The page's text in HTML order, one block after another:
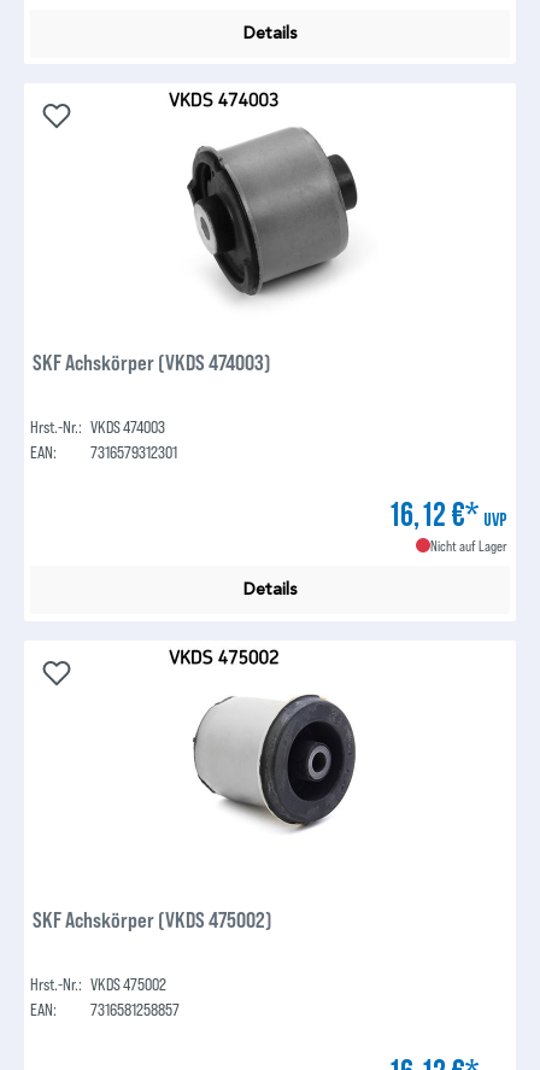
Details
SKF Achskörper (VKDS 474003)
Hrst.-Nr.: VKDS 474003
EAN:
7316579312301
16,12 €* UVP
Nicht auf Lager
Details
SKF Achskörper (VKDS 475002)
Hrst.-Nr.: VKDS 475002
EAN:
7316581258857